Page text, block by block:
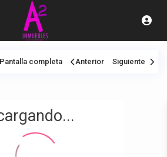
Pantalla completa Anterior Siguiente